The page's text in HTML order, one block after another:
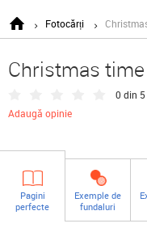
Fotocărți
Christmas
0 din 5
Adaugă opinie
Pagini
perfecte
Exemple de
fundaluri